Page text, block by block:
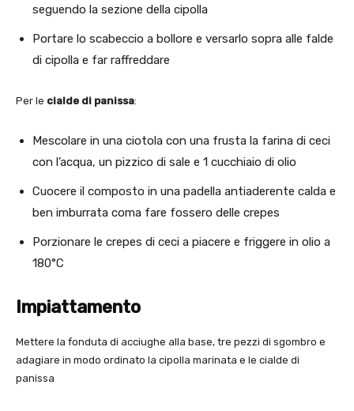
seguendo la sezione della cipolla
Portare lo scabeccio a bollore e versarlo sopra alle falde
di cipolla e far raffreddare
Per le cialde di panissa:
Mescolare in una ciotola con una frusta la farina di ceci
con l’acqua, un pizzico di sale e 1 cucchiaio di olio
Cuocere il composto in una padella antiaderente calda e
ben imburrata coma fare fossero delle crepes
Porzionare le crepes di ceci a piacere e friggere in olio a
180°C
Impiattamento
Mettere la fonduta di acciughe alla base, tre pezzi di sgombro e
adagiare in modo ordinato la cipolla marinata e le cialde di
panissa